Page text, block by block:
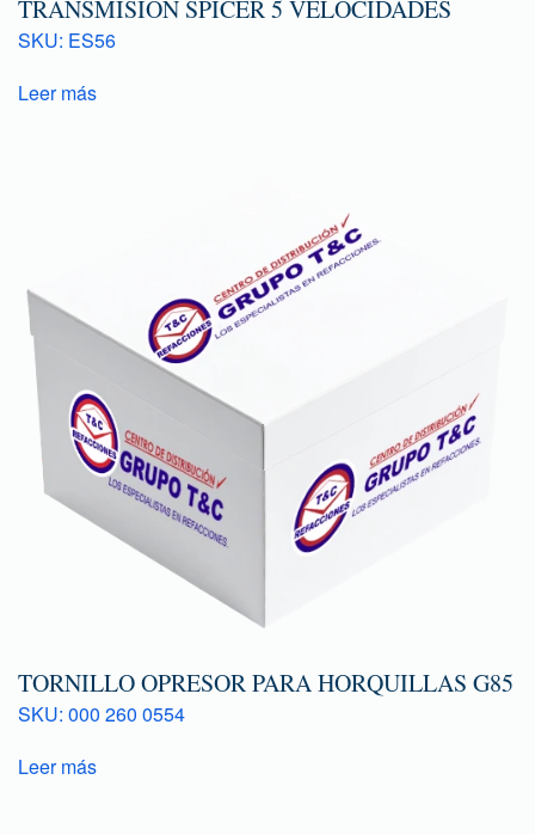
TRANSMISION SPICER 5 VELOCIDADES
SKU: ES56
Leer más
TORNILLO OPRESOR PARA HORQUILLAS G85
SKU: 000 260 0554
Leer más